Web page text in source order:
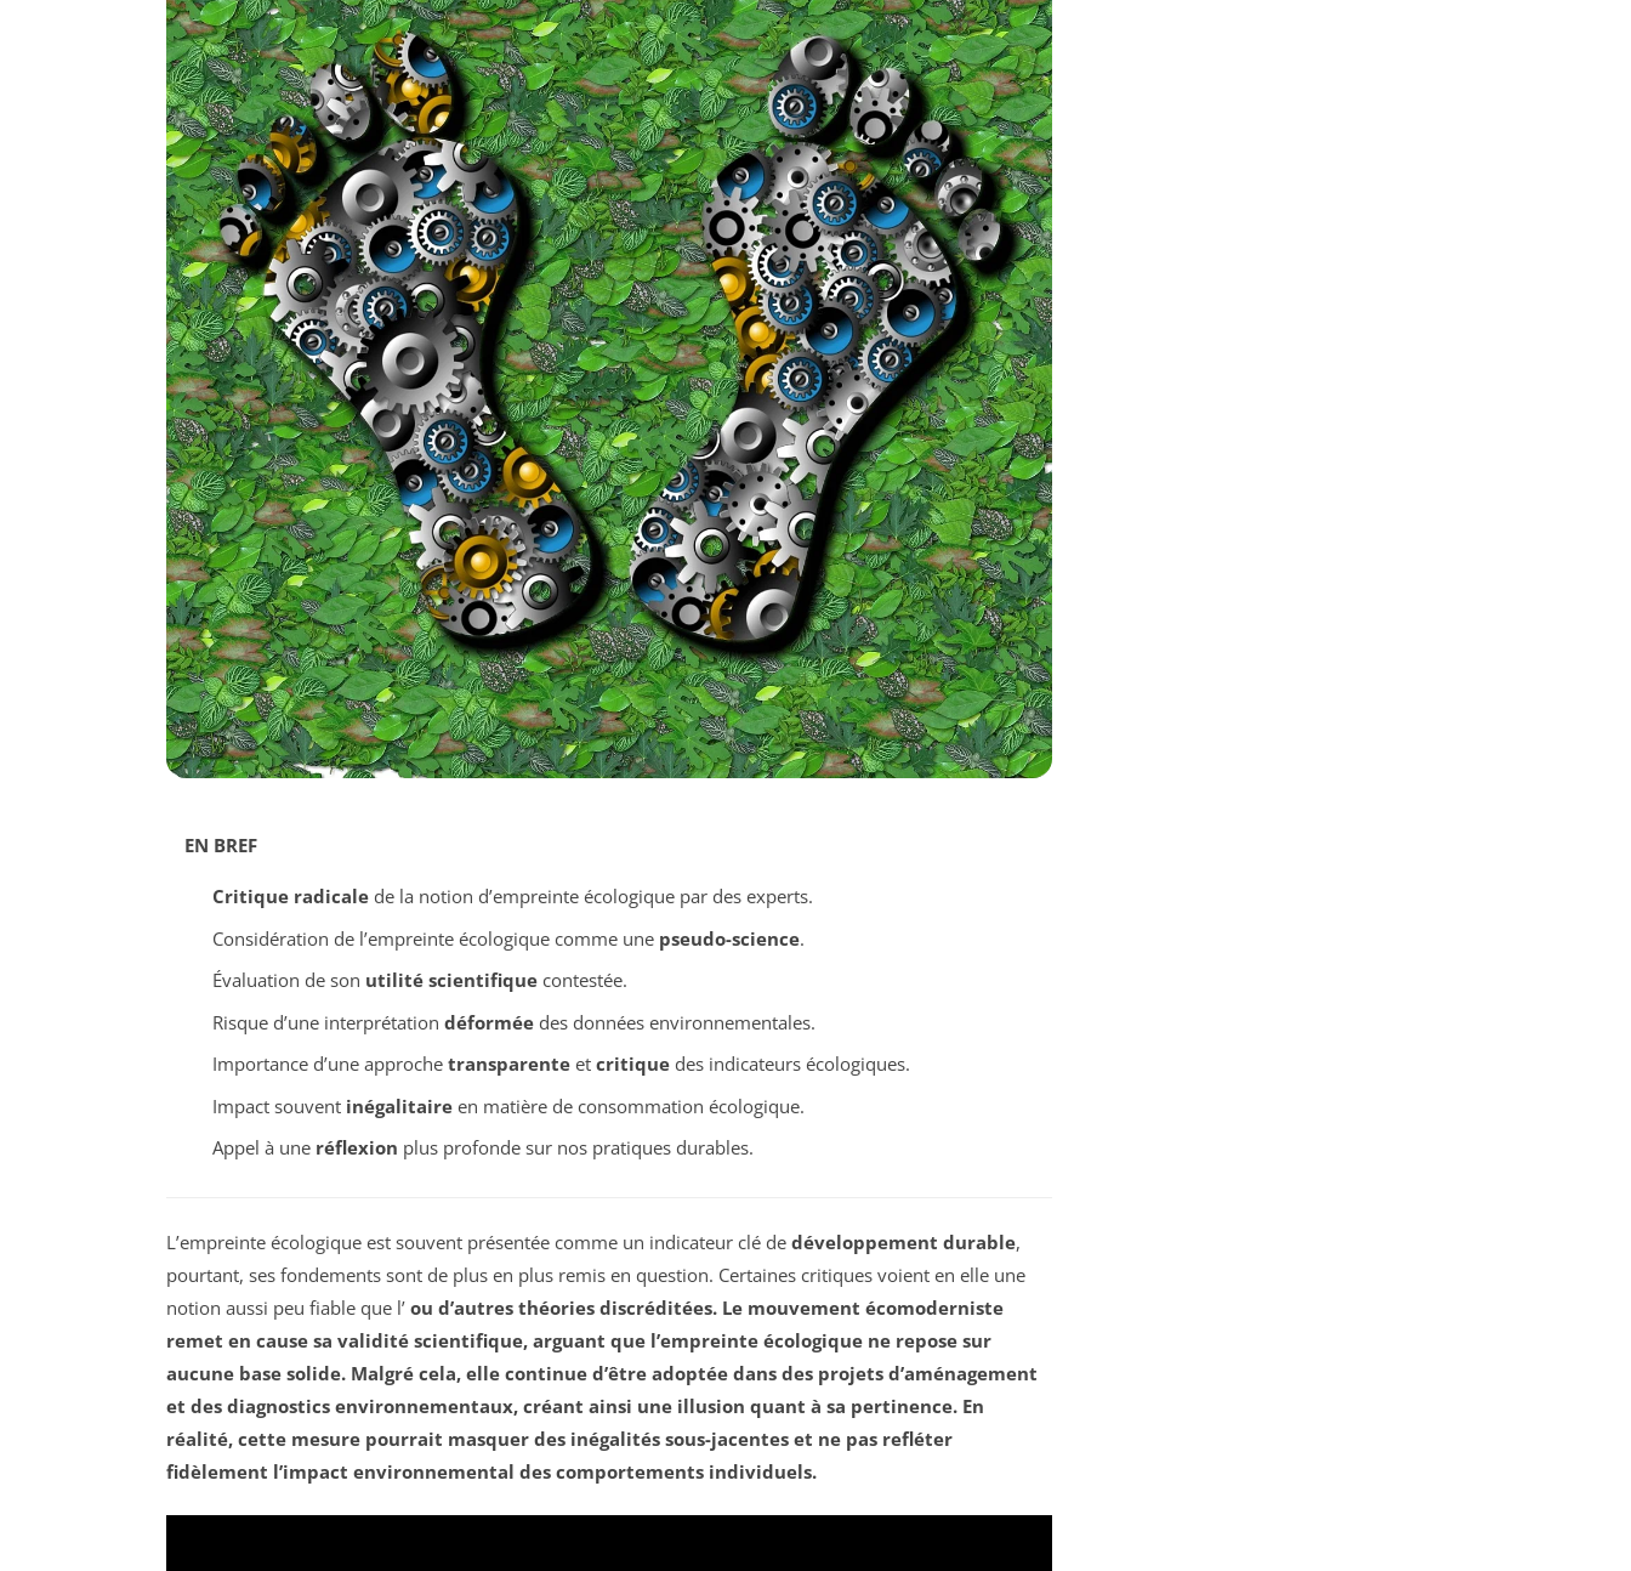
EN BREF
Critique radicalede la notion d’empreinte écologique par des experts.
Considération de l’empreinte écologique comme une pseudo-science.
Évaluation de son utilité scientifiquecontestée.
Risque d’une interprétation déforméedes données environnementales.
Importance d’une approche transparenteet critiquedes indicateurs écologiques.
Impact souvent inégalitaireen matière de consommation écologique.
Appel à une réflexion plus profonde sur nos pratiques durables.
L’empreinte écologique est souvent présentée comme un indicateur clé de développement durable,
pourtant, ses fondements sont de plus en plus remis en question. Certaines critiques voient en elle une
notion aussi peu fiable que l’ ou d’autres théories discréditées. Le mouvement écomoderniste
remet en cause sa validité scientifique, arguant que l’empreinte écologique ne repose sur
aucune base solide. Malgré cela, elle continue d’être adoptée dans des projets d’aménagement
et des diagnostics environnementaux, créant ainsi une illusion quant à sa pertinence. En
réalité, cette mesure pourrait masquer des inégalités sous-jacentes et ne pas refléter
fidèlement l’impact environnemental des comportements individuels.